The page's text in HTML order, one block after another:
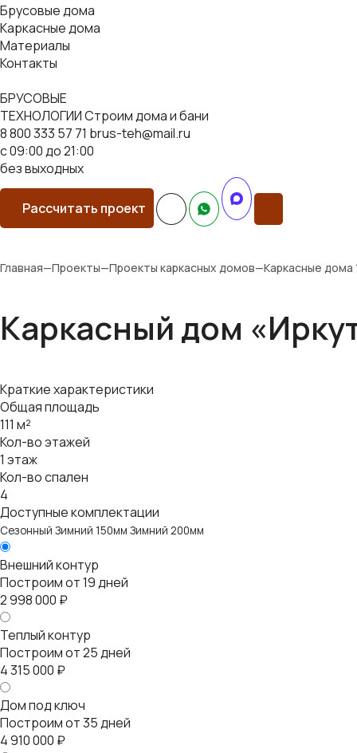
Брусовые дома
Каркасные дома
Материалы
Контакты
БРУСОВЫЕ
ТЕХНОЛОГИИСтроим дома и бани
8 800 333 57 71 brus-teh@mail.ru
с 09:00 до 21:00
без выходных
Рассчитать проект
Главная—Проекты—Проекты каркасных домов—Каркасные дома
Каркасный дом
Краткие характеристики
Общая площадь
111 м²
Кол-во этажей
1 этаж
Кол-во спален
4
Доступные комплектации
Сезонный Зимний 150мм Зимний 200мм
Внешний контур
Построим от 19 дней
2 998 000 ₽
Теплый контур
Построим от 25 дней
4 315 000 ₽
Дом под ключ
Построим от 35 дней
4 910 000 ₽